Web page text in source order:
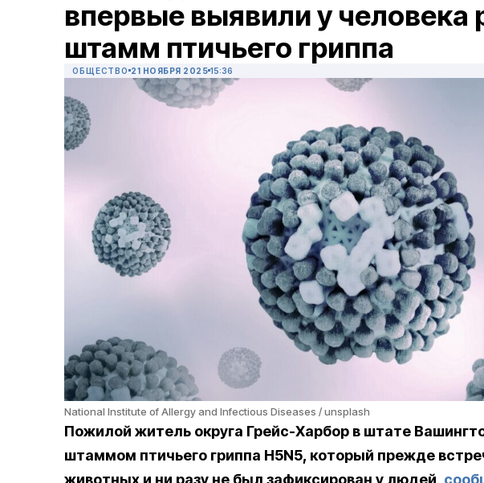
впервые выявили у человека
штамм птичьего гриппа
ОБЩЕСТВО 21 НОЯБРЯ 2025 15:36
National Institute of Allergy and Infectious Diseases / unsplash
Пожилой житель округа Грейс-Харбор в штате
штаммом птичьего гриппа H5N5, который прежде